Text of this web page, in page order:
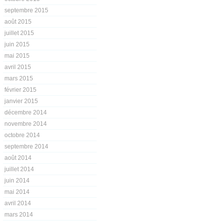
septembre 2015
août 2015
juillet 2015
juin 2015
mai 2015
avril 2015
mars 2015
février 2015
janvier 2015
décembre 2014
novembre 2014
octobre 2014
septembre 2014
août 2014
juillet 2014
juin 2014
mai 2014
avril 2014
mars 2014